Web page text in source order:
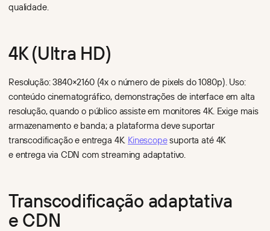
qualidade.
4K (Ultra HD)
Resolução: 3840×2160 (4x o número de pixels do 1080p). Uso:
conteúdo cinematográfico, demonstrações de interface em alta
resolução, quando o público assiste em monitores 4K. Exige mais
armazenamento e banda; a plataforma deve suportar
transcodificação e entrega 4K. Kinescopesuporta até 4K
e entrega via CDN com streaming adaptativo.
Transcodificação adaptativa
e CDN